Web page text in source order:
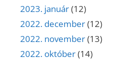
2023. január(12)
2022. december(12)
2022. november(13)
2022. október(14)